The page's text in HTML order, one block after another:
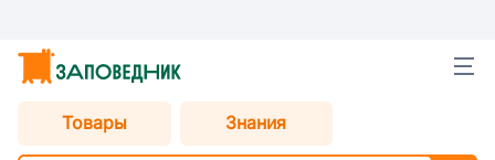
Товары Знания